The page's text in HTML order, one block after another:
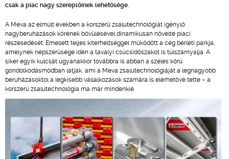
csak a piac nagy szereplőinek lehetősége.
A Meva az elmúlt években a korszerű zsalutechnológiát igénylő
nagyberuházások körének bővülésével dinamikusan növelte piaci
részesedését. Emellett teljes kiterheltséggel működött a cég bérleti parkja,
amelynek népszerűsége idén a tavalyi csúcsidőszakot is túlszárnyalja. A
siker egyik kulcsát ugyanakkor továbbra is abban a széles körű
gondolkodásmódban látják, ami a Meva zsalutechnológiáját a legnagyobb
beruházásoktól a legkisebb vállalkozások számára is elérhetővé tette – a
korszerű zsalutechnológia ma már mindenkié.